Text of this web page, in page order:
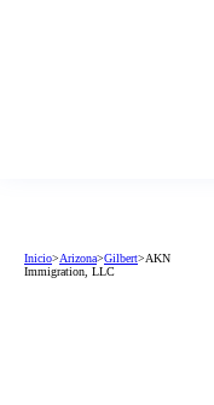
Inicio>Arizona>Gilbert>AKN
Immigration, LLC